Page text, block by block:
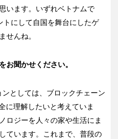
います。いずれベトナムで
トにして自国を舞台にしたゲ
せんね。
お聞かせください。
としては、ブロックチェーン
に理解したいと考えていま
ロジーを人々の家や生活にま
ています。これまで、普段の